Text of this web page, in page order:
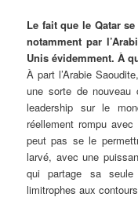
Le fait que le Qatar
notamment par
Unis évidemment. À
À part l’Arabie
une sorte de
leadership sur le
réellement rompu avec
peut pas se le
larvé, avec une
qui partage sa
limitrophes aux